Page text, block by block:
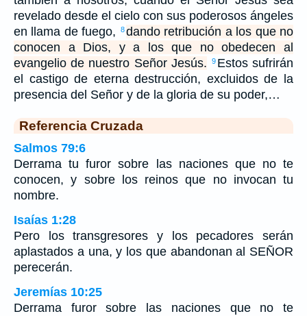
revelado desde el cielo con sus poderosos ángeles
en llama de fuego,
8dando retribución a los que no
conocen a Dios, y a los que no obedecen al
evangelio de nuestro Señor Jesús.
9 Estos sufrirán
el castigo de eterna destrucción, excluidos de la
presencia del Señor y de la gloria de su poder,…
Referencia Cruzada
Salmos 79:6
Derrama tu furor sobre las naciones que no te
conocen, y sobre los reinos que no invocan tu
nombre.
Isaías 1:28
Pero los transgresores y los pecadores serán
aplastados a una, y los que abandonan al SEÑOR
perecerán.
Jeremías 10:25
Derrama furor sobre las naciones que no te